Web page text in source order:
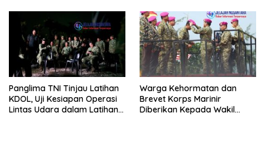
Panglima TNI Tinjau Latihan
KDOL, Uji Kesiapan Operasi
Lintas Udara dalam Latihan
Warga Kehormatan dan
Brevet Korps Marinir
Diberikan Kepada Wakil